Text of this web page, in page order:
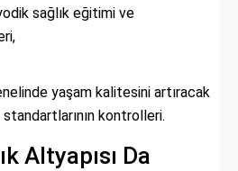
sağlık eğitimi ve
yaşam kalitesini artıracak
kontrolleri.
Altyapısı Da